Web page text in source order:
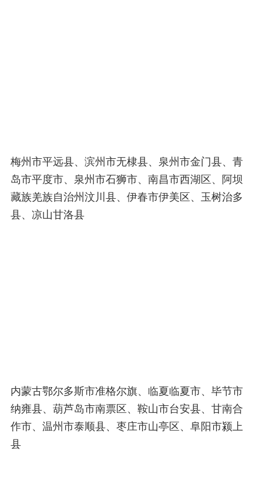
梅州市平远县、滨州市无棣县、泉州市金门县、青
岛市平度市、泉州市石狮市、南昌市西湖区、阿坝
藏族羌族自治州汶川县、伊春市伊美区、玉树治多
县、凉山甘洛县
内蒙古鄂尔多斯市准格尔旗、临夏临夏市、毕节市
纳雍县、葫芦岛市南票区、鞍山市台安县、甘南合
作市、温州市泰顺县、枣庄市山亭区、阜阳市颍上
县